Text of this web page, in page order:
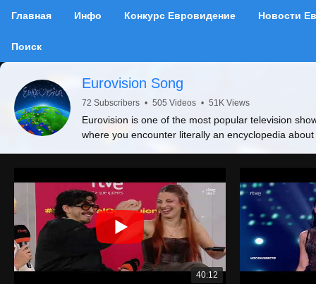
Главная Инфо Конкурс Евровидение Новости
Поиск
Eurovision Song
72 Subscribers • 505 Videos • 51K Views
Eurovision is one of the most popular television
where you encounter literally an encyclopedia
40:12